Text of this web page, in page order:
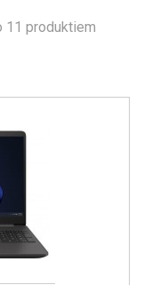
11 produktiem